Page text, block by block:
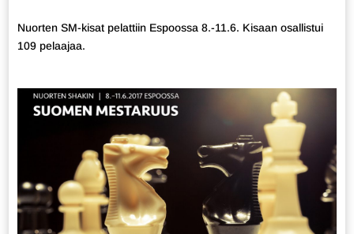
Nuorten SM-kisat pelattiin Espoossa 8.-11.6. Kisaan osallistui
109 pelaajaa.